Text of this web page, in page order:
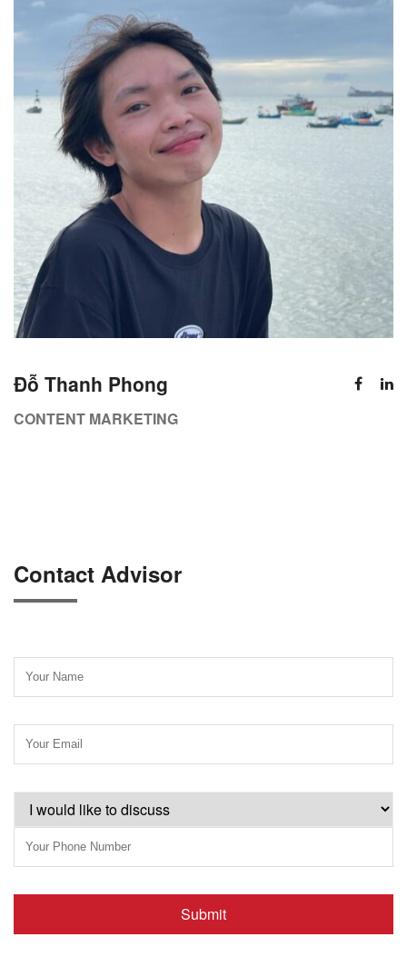
Đỗ Thanh Phong
CONTENT MARKETING
Contact Advisor
DỊCH VỤ KIỂM KÊ KHÍ THẢI NHÀ